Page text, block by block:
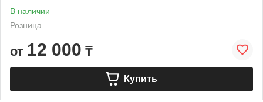
В наличии
Розница
от 12 000 ₸
Купить